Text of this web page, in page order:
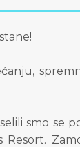
smo se
Resort.